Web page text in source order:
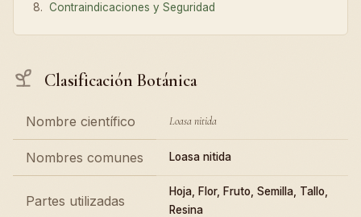
Contraindicaciones y Seguridad
Clasificación Botánica
Nombre científico Loasa nitida
Nombres comunes Loasa nitida
Partes utilizadas
Hoja, Flor, Fruto, Semilla, Tallo,
Resina